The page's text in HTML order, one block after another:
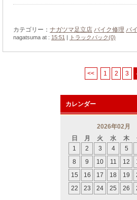
カテゴリー： ナガツマ足立店 バイク修理 バ
nagatsuma at : 15:51 | トラックバック(0)
<< 1 2 3
カレンダー
2026年02月
日
月 火 水 木
1
2 3 4 5
8
9 10 11 12
15
16 17 18 19
22
23 24 25 26